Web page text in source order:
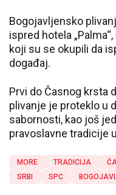
Bogojavljensko
ispred hotela
koji su se okupili da
događaj.
Prvi do Časnog krsta
plivanje je proteklo u
sabornosti, kao još
pravoslavne tradicije
MORE TRADICIJA
SRBI
SPC